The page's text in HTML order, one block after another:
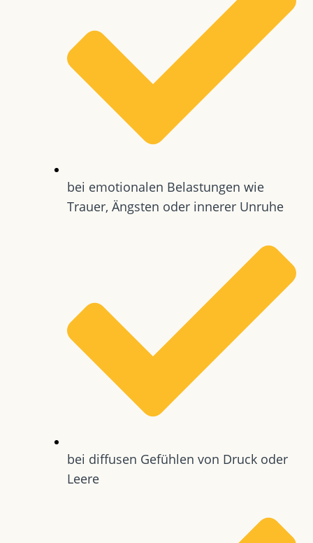
bei emotionalen Belastungen wie
Trauer, Ängsten oder innerer Unruhe
bei diffusen Gefühlen von Druck oder
Leere